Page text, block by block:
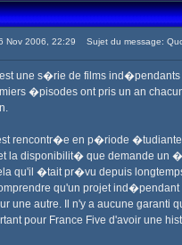
Nov 2006, 22:29 Sujet du message:
est une s�rie de films
�pisodes ont pris un an
rencontr�e en p�riode
la disponibilit� que demande un
qu'il �tait pr�vu depuis
qu'un projet
une autre. Il n'y a aucune garanti
pour France Five d'avoir une